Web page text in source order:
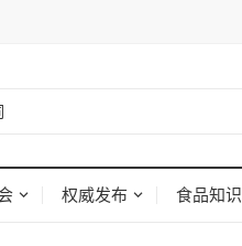
权威发布 食品知识